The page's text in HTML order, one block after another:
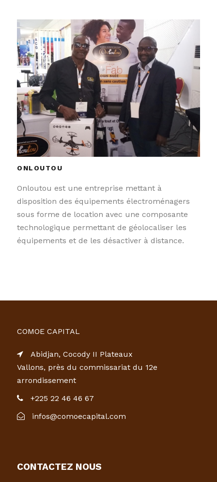
ONLOUTOU
Onloutou est une entreprise mettant à
disposition des équipements électroménagers
sous forme de location avec une composante
technologique permettant de géolocaliser les
équipements et de les désactiver à distance.
COMOE CAPITAL
Abidjan, Cocody II Plateaux
Vallons, près du commissariat du 12e
arrondissement
+225 22 46 46 67
infos@comoecapital.com
CONTACTEZ NOUS